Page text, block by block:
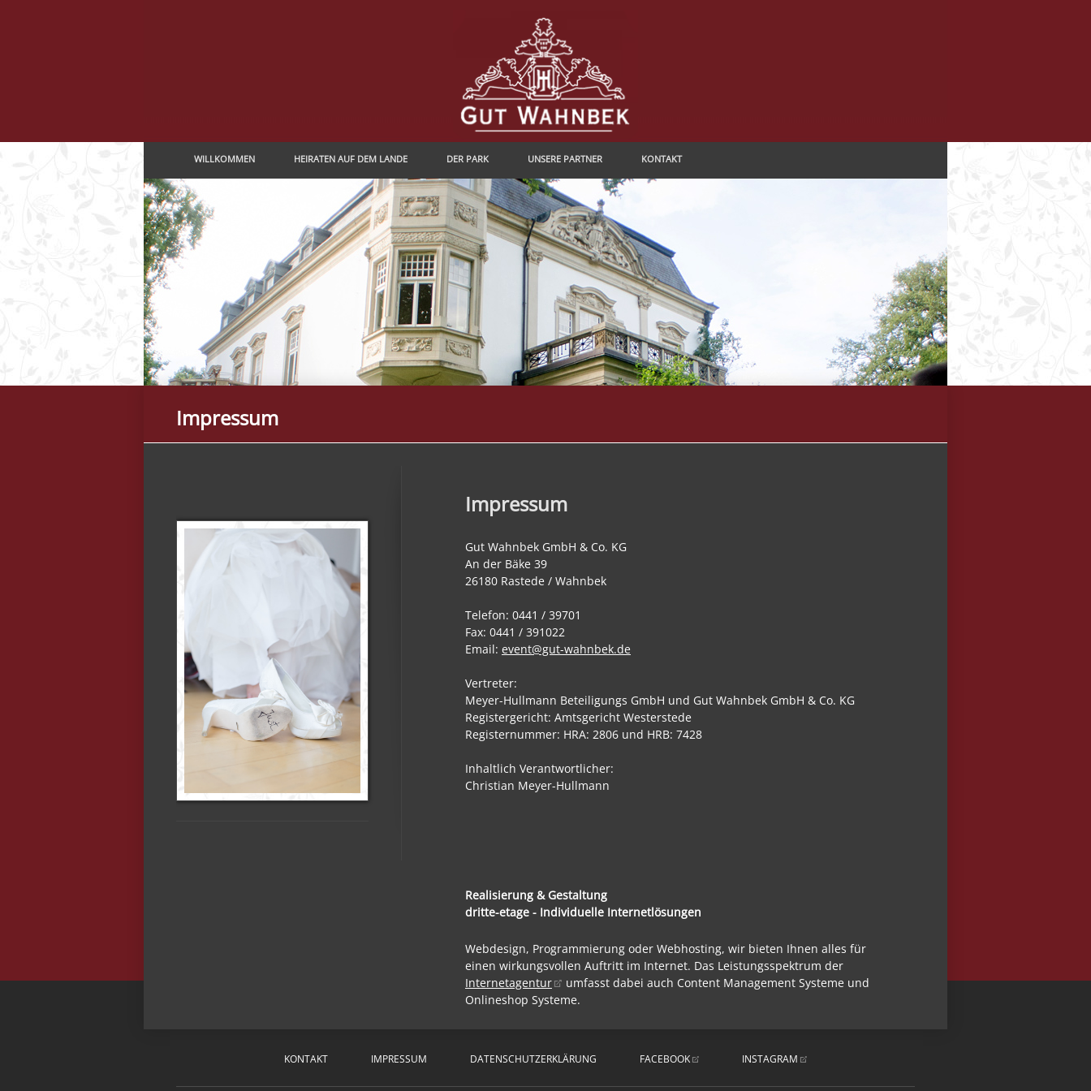
Navigation
überspringen
WILLKOMMEN HEIRATEN AUF DEM LANDE DER PARK UNSERE PARTNER KONTAKT
Navigation
überspringen
Impressum
Impressum
Gut Wahnbek GmbH & Co. KG
An der Bäke 39
26180 Rastede / Wahnbek
Telefon: 0441 / 39701
Fax: 0441 / 391022
Email: event@gut-wahnbek.de
Vertreter:
Meyer-Hullmann Beteiligungs GmbH und Gut Wahnbek GmbH & Co. KG
Registergericht: Amtsgericht Westerstede
Registernummer: HRA: 2806 und HRB: 7428
Inhaltlich Verantwortlicher:
Christian Meyer-Hullmann
Realisierung & Gestaltung
dritte-etage - Individuelle Internetlösungen
Webdesign, Programmierung oder Webhosting, wir bieten Ihnen alles für
einen wirkungsvollen Auftritt im Internet. Das Leistungsspektrum der
Internetagentur
umfasst dabei auch Content Management Systeme und
Onlineshop Systeme.
KONTAKT IMPRESSUM DATENSCHUTZERKLÄRUNG FACEBOOK INSTAGRAM